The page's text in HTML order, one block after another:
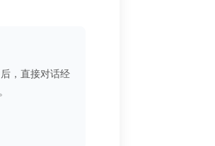
，直接对话经